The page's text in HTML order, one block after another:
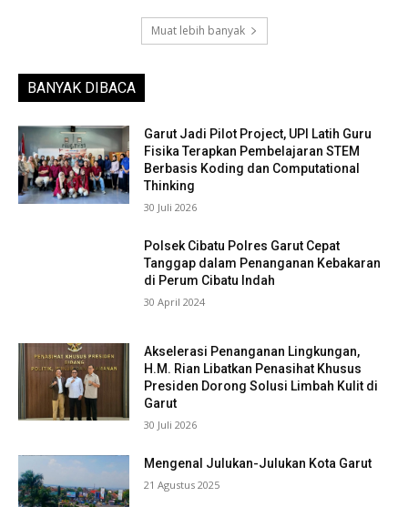
Muat lebih banyak
BANYAK DIBACA
Garut Jadi Pilot Project, UPI Latih Guru
Fisika Terapkan Pembelajaran STEM
Berbasis Koding dan Computational
Thinking
30 Juli 2026
Polsek Cibatu Polres Garut Cepat
Tanggap dalam Penanganan Kebakaran
di Perum Cibatu Indah
30 April 2024
Akselerasi Penanganan Lingkungan,
H.M. Rian Libatkan Penasihat Khusus
Presiden Dorong Solusi Limbah Kulit di
Garut
30 Juli 2026
Mengenal Julukan-Julukan Kota Garut
21 Agustus 2025